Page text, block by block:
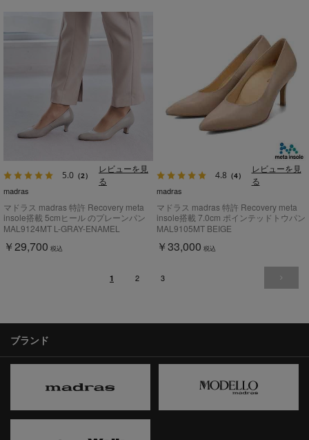
5.0 （2）
レビューを見
る
madras
マドラス madras 特許 Recovery meta
insole搭載 5cmヒール のプレーンパン
プス MAL9124MT
MAL9124MT L-GRAY-ENAMEL
￥29,700 税込
4.8 （4）
レビューを見
る
madras
マドラス madras 特許 Recovery meta
insole搭載 7.0cm ポインテッドトウパン
プス MAL9105MT
MAL9105MT BEIGE
￥33,000 税込
1 2 3
ブランド